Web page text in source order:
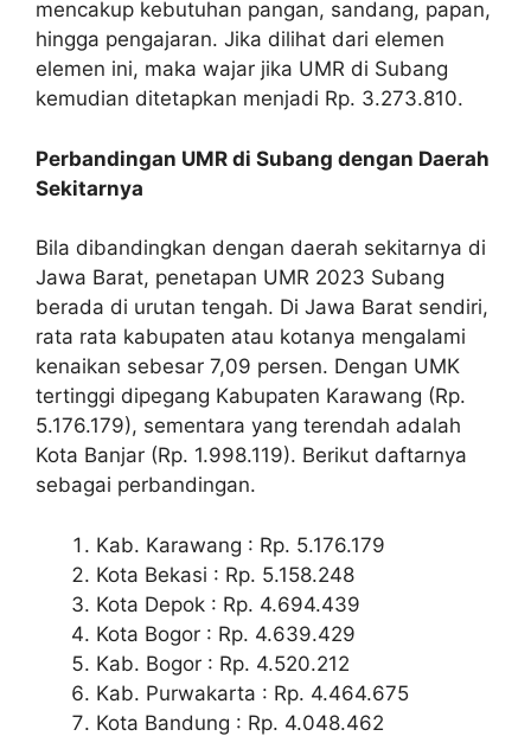
mencakup kebutuhan pangan, sandang, papan,
hingga pengajaran. Jika dilihat dari elemen
elemen ini, maka wajar jika UMR di Subang
kemudian ditetapkan menjadi Rp. 3.273.810.
Perbandingan UMR di Subang dengan Daerah
Sekitarnya
Bila dibandingkan dengan daerah sekitarnya di
Jawa Barat, penetapan UMR 2023 Subang
berada di urutan tengah. Di Jawa Barat sendiri,
rata rata kabupaten atau kotanya mengalami
kenaikan sebesar 7,09 persen. Dengan UMK
tertinggi dipegang Kabupaten Karawang (Rp.
5.176.179), sementara yang terendah adalah
Kota Banjar (Rp. 1.998.119). Berikut daftarnya
sebagai perbandingan.
Kab. Karawang : Rp. 5.176.179
Kota Bekasi : Rp. 5.158.248
Kota Depok : Rp. 4.694.439
Kota Bogor : Rp. 4.639.429
Kab. Bogor : Rp. 4.520.212
Kab. Purwakarta : Rp. 4.464.675
Kota Bandung : Rp. 4.048.462